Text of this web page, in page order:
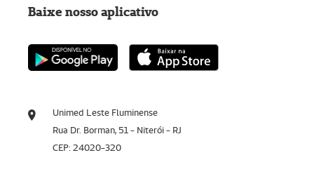
Unimed Leste Fluminense
Rua Dr. Borman, 51 - Niterói - RJ
CEP: 24020-320
Baixe nosso aplicativo